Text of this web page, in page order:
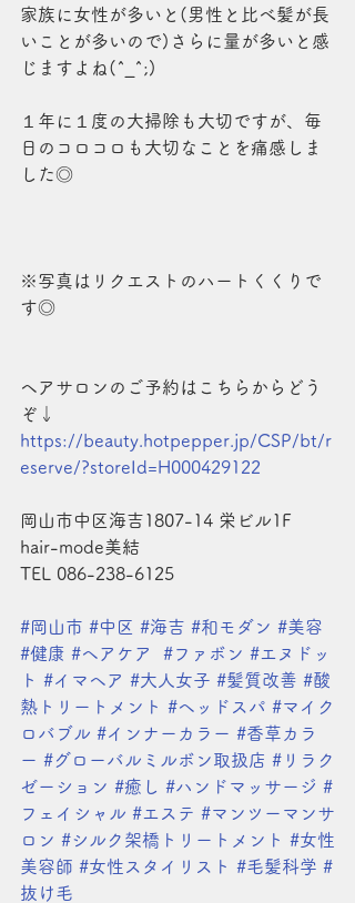
家族に女性が多いと(男性と比べ髪が長
いことが多いので)さらに量が多いと感
じますよね(^_^;)
１年に１度の大掃除も大切ですが、毎
日のコロコロも大切なことを痛感しま
した◎
※写真はリクエストのハートくくりで
す◎
ヘアサロンのご予約はこちらからどう
ぞ↓
https://beauty.hotpepper.jp/CSP/bt/r
eserve/?storeId=H000429122
岡山市中区海吉1807-14 栄ビル1F
hair-mode美結
TEL 086-238-6125
#岡山市 #中区 #海吉 #和モダン #美容
#健康 #ヘアケア #ファボン #エヌドッ
ト #イマヘア #大人女子 #髪質改善 #酸
熱トリートメント #ヘッドスパ #マイク
ロバブル #インナーカラー #香草カラ
ー #グローバルミルボン取扱店 #リラク
ゼーション #癒し #ハンドマッサージ #
フェイシャル #エステ #マンツーマンサ
ロン #シルク架橋トリートメント #女性
美容師 #女性スタイリスト #毛髪科学 #
抜け毛